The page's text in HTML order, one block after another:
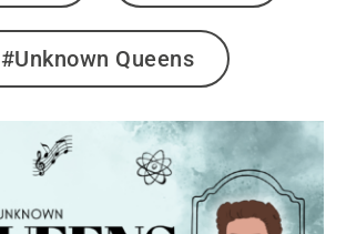
#Unknown Queens